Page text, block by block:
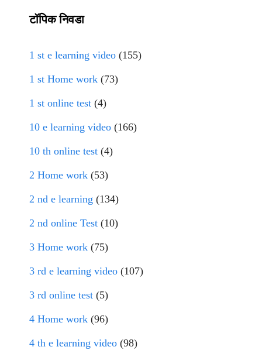
टॉपिक निवडा
1 st e learning video (155)
1 st Home work (73)
1 st online test (4)
10 e learning video (166)
10 th online test (4)
2 Home work (53)
2 nd e learning (134)
2 nd online Test (10)
3 Home work (75)
3 rd e learning video (107)
3 rd online test (5)
4 Home work (96)
4 th e learning video (98)